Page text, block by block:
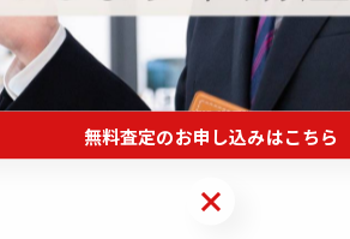
一覧に戻る
無料査定のお申し込みはこちら
無料査定のお申し込みはこちら